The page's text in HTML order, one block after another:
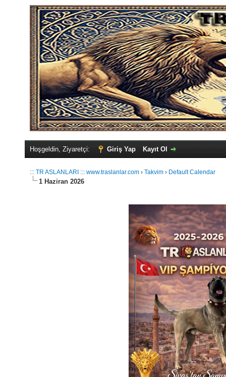
Hoşgeldin, Ziyaretçi: Giriş Yap Kayıt Ol
::: TR ASLANLARI ::: www.traslanlar.com › Takvim › Default Calendar
1 Haziran 2026